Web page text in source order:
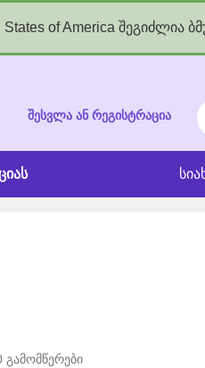
of America შეგიძლია
შესვლა ან რეგისტრაცია
გამომწერები